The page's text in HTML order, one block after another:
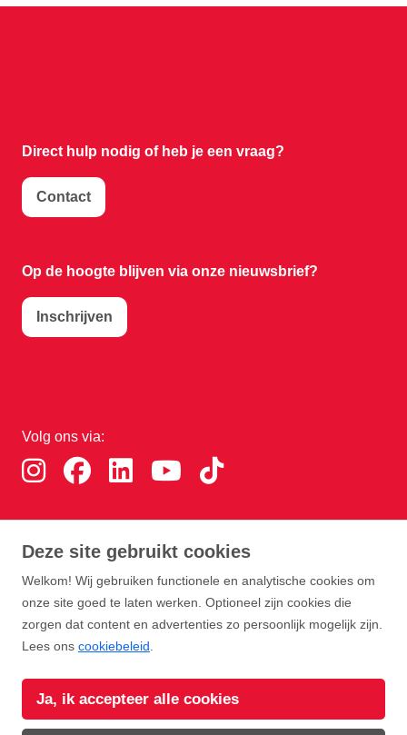
Deze site gebruikt cookies
Welkom! Wij gebruiken functionele en analytische cookies om
onze site goed te laten werken. Optioneel zijn cookies die
zorgen dat content en advertenties zo persoonlijk mogelijk zijn.
Lees ons cookiebeleid
Ja, ik accepteer alle cookies
Direct hulp nodig ofheb je een vraag?
Contact
Op de hoogte blijven via onze nieuwsbrief?
Inschrijven
Copyright Rotterdam Airport B.V. 2026
Volg ons via:
Download de RTHA app: